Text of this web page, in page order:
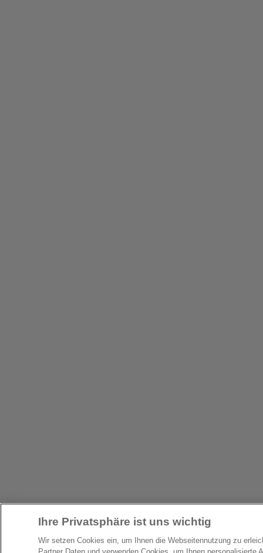
Ihre Privatsphäre ist uns wichtig
Wir setzen Cookies ein, um Ihnen die Webseitennutzung zu